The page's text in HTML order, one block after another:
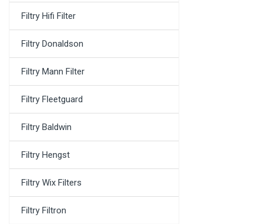
Filtry Hifi Filter
Filtry Donaldson
Filtry Mann Filter
Filtry Fleetguard
Filtry Baldwin
Filtry Hengst
Filtry Wix Filters
Filtry Filtron